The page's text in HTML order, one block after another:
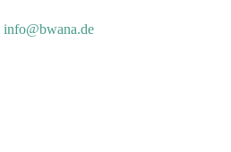
info@bwana.de